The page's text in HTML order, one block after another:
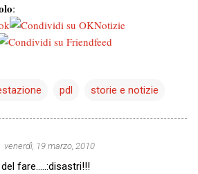
:
pdl storie e notizie
venerdì, 19 marzo, 2010
fare.....:disastri!!!